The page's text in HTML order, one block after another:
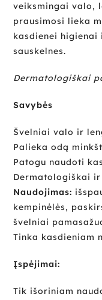
veiksmingai valo,
prausimosi lieka
kasdienei
sauskelnes.
Dermatologiškai
Savybės
Švelniai valo ir
Palieka odą
Patogu naudoti
Dermatologiškai
Naudojimas:
kempinėlės,
švelniai
Tinka kasdieniam
Įspėjimai:
Tik išoriniam